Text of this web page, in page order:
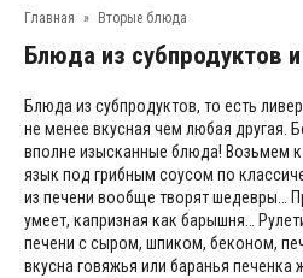
Главная » Вторые блюда
блюда из субпродуктов
Блюда из субпродуктов, то есть
не менее вкусная чем любая другая.
вполне изысканные блюда! Возьмем
язык под грибным соусом по
из печени вообще творят шедевры…
умеет, капризная как барышня…
печени с сыром, шпиком, беконом,
вкусна говяжья или баранья печенка